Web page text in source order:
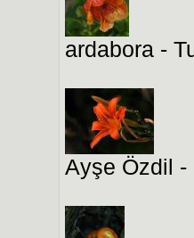
ardabora -
Ayşe Özdil -